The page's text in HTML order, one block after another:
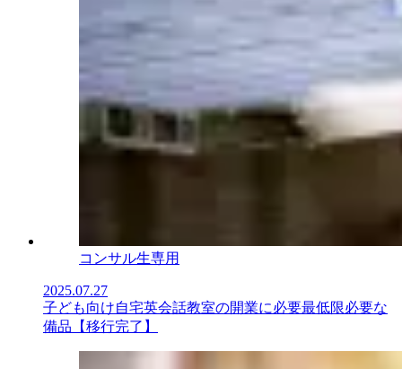
コンサル生専用
2025.07.27
子ども向け自宅英会話教室の開業に必要最低限必要な
備品【移行完了】